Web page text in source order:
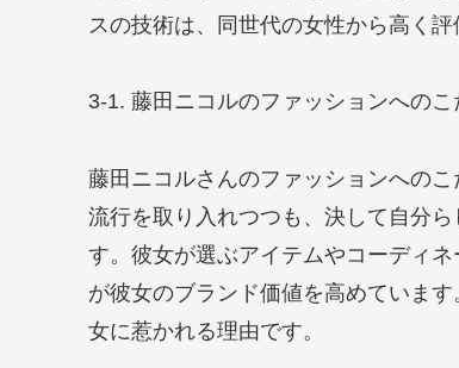
スの技術は、同世代の女性から高く評
3-1. 藤田ニコルのファッションへのこ
藤田ニコルさんのファッションへの
流行を取り入れつつも、決して自分
す。彼女が選ぶアイテムやコーディ
が彼女のブランド価値を高めていま
女に惹かれる理由です。